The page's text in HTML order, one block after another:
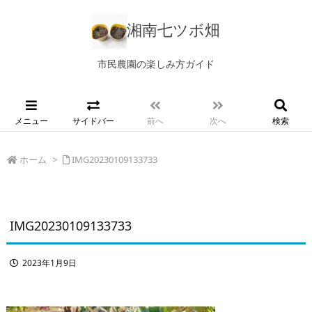
湘南七ツボ畑
市民農園の楽しみ方ガイド
メニュー サイドバー 前へ 次へ 検索
ホーム > IMG20230109133733
IMG20230109133733
2023年1月9日